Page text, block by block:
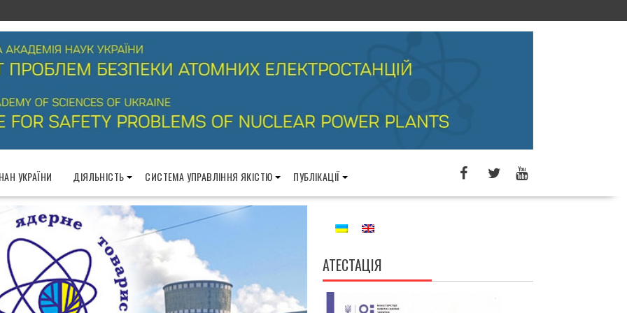
УКРАЇНИ ДІЯЛЬНІСТЬ СИСТЕМА УПРАВЛІННЯ ЯКІСТЮ ПУБЛІКАЦІЇ
АТЕСТАЦІЯ